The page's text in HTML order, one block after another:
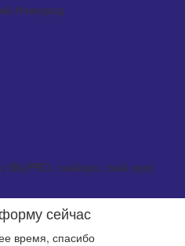
Новгород
скайпро, скай про)
сейчас
время, спасибо